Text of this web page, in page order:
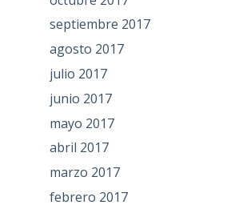
septiembre 2017
agosto 2017
julio 2017
junio 2017
mayo 2017
abril 2017
marzo 2017
febrero 2017